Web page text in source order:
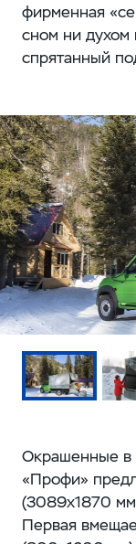
фирменная
сном ни духом
спрятанный
Окрашенные в
«Профи»
(3089x1870
Первая